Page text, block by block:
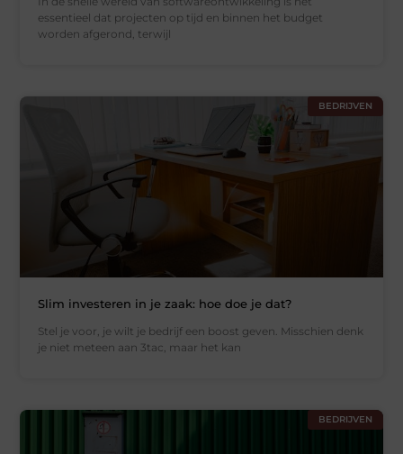
essentieel dat projecten op tijd en binnen het budget
worden afgerond, terwijl
BEDRIJVEN
Slim investeren in je zaak: hoe doe je dat?
Stel je voor, je wilt je bedrijf een boost geven. Misschien denk
je niet meteen aan 3tac, maar het kan
BEDRIJVEN